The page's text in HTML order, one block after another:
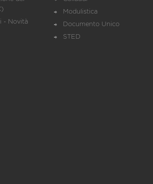
- Novità
Modulistica
Documento Unico
STED